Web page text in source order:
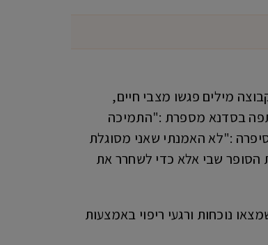
מילים פגשו מצבי חיים,
בסדנא מספרת :"התמיכה
:"לא האמנתי שאני מסוגלת
הסופר שבי אלא כדי לשחרר את
נוכחות ורגעי ריפוי באמצעות